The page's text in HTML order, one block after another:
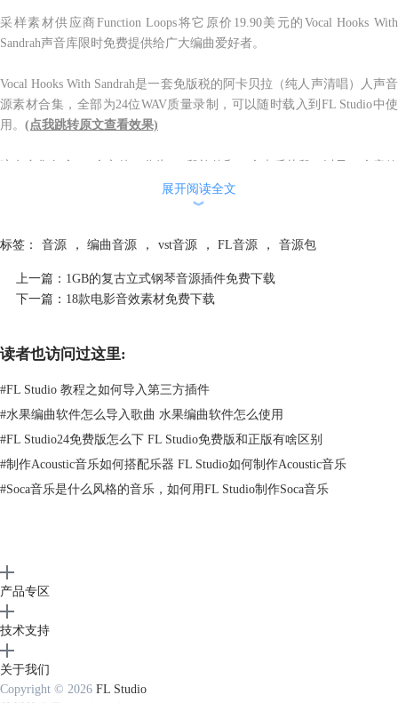
采样素材供应商Function Loops将它原价 19.90美元的Vocal Hooks With
Sandrah声音库限时免费提供给广大编曲爱好者。
Vocal Hooks With Sandrah是一套免版税的阿卡贝拉（纯人声清唱）人声音
源素材合集，全部为24位WAV质量录制，可以随时载入到FL Studio中使
用。 (点我跳转原文查看效果)
这套合集包含200个文件，分为120段旋律和30个声乐片段，以及50个音效
FX，其中120段旋律中，一半是干音一半是湿音。
的声音是许多元素被包裹在一一起，节奏性平滑，但有时却很粗犷，富于
为什么你要在音轨中使用人声旋律？好处是可以像对待其他样本一样对它
们进行切割、斩断样本，以达到斩断人声的效果，从而避免听起来像其他
拥有相同样本包的人。
展开阅读全文
︾
标签： 音源 ， 编曲音源 ， vst音源 ， FL音源 ， 音源包
上一篇： 1GB的复古立式钢琴音源插件免费下载
下一篇： 18款电影音效素材免费下载
读者也访问过这里:
#FL Studio 教程之如何导入第三方插件
#水果编曲软件怎么导入歌曲 水果编曲软件怎么使用
#FL Studio24免费版怎么下 FL Studio免费版和正版有啥区别
#制作Acoustic音乐如何搭配乐器 FL Studio如何制作Acoustic音乐
#Soca音乐是什么风格的音乐，如何用FL Studio制作Soca音乐
产品专区
技术支持
关于我们
Copyright © 2026 FL Studio